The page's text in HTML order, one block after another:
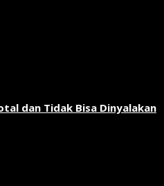
dan Tidak Bisa Dinyalakan